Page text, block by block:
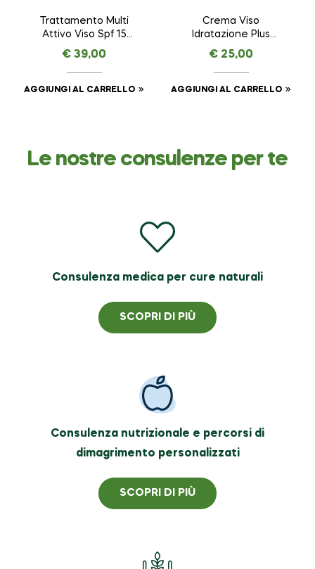
Trattamento Multi
Attivo Viso Spf 15
AMAVITAL da 50 ml
€ 39,00
AGGIUNGI AL CARRELLO
Crema Viso
Idratazione Plus
ESSENTIAL –
AMAVITAL da 50 ml
€ 25,00
AGGIUNGI AL CARRELLO
Le nostre consulenze per te
Consulenza medica per cure naturali
SCOPRI DI PIÙ
Consulenza nutrizionale e percorsi di
dimagrimento personalizzati
SCOPRI DI PIÙ